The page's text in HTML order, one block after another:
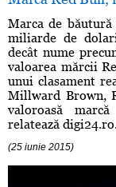
Marca de
miliarde de
decât nume
valoarea mărcii
unui clasament
Millward Brown,
valoroasă
relatează
(25 iunie 2015)